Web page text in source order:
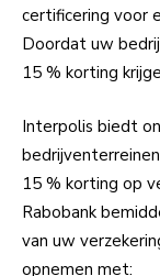
certificering voor
Doordat uw
15 % korting
Interpolis biedt
15 % korting op
Rabobank
van uw
opnemen met: